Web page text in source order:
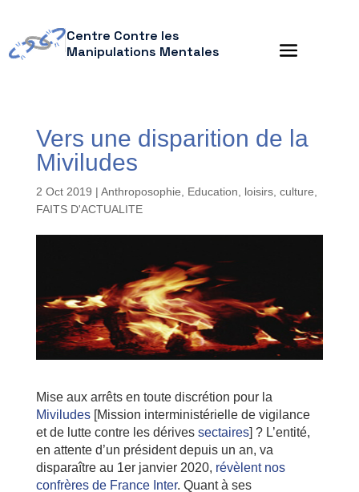
Centre Contre les
Manipulations Mentales
Vers une disparition de la
Miviludes
2 Oct 2019 | Anthroposophie Education, loisirs, culture
FAITS D'ACTUALITE
Mise aux arrêts en toute discrétion pour la
Miviludes[Mission interministérielle de vigilance
et de lutte contre les dérives sectaires] ? L’entité,
en attente d’un président depuis un an, va
disparaître au 1er janvier 2020, révèlent nos
confrères de France Inter. Quant à ses